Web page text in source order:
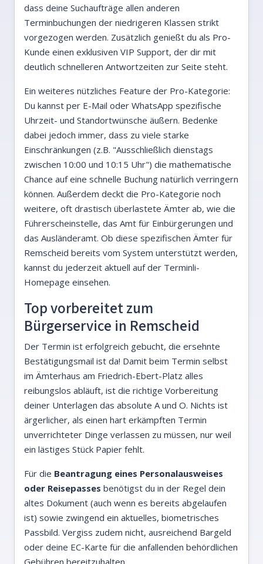
dass deine Suchaufträge allen anderen
Terminbuchungen der niedrigeren Klassen strikt
vorgezogen werden. Zusätzlich genießt du als Pro-
Kunde einen exklusiven VIP Support, der dir mit
deutlich schnelleren Antwortzeiten zur Seite steht.
Ein weiteres nützliches Feature der Pro-Kategorie:
Du kannst per E-Mail oder WhatsApp spezifische
Uhrzeit- und Standortwünsche äußern. Bedenke
dabei jedoch immer, dass zu viele starke
Einschränkungen (z.B. "Ausschließlich dienstags
zwischen 10:00 und 10:15 Uhr") die mathematische
Chance auf eine schnelle Buchung natürlich verringern
können. Außerdem deckt die Pro-Kategorie noch
weitere, oft drastisch überlastete Ämter ab, wie die
Führerscheinstelle, das Amt für Einbürgerungen und
das Ausländeramt. Ob diese spezifischen Ämter für
Remscheid bereits vom System unterstützt werden,
kannst du jederzeit aktuell auf der Terminli-
Homepage einsehen.
Top vorbereitet zum
Bürgerservice in Remscheid
Der Termin ist erfolgreich gebucht, die ersehnte
Bestätigungsmail ist da! Damit beim Termin selbst
im Ämterhaus am Friedrich-Ebert-Platz alles
reibungslos abläuft, ist die richtige Vorbereitung
deiner Unterlagen das absolute A und O. Nichts ist
ärgerlicher, als einen hart erkämpften Termin
unverrichteter Dinge verlassen zu müssen, nur weil
ein lästiges Stück Papier fehlt.
Für die Beantragung eines Personalausweises
oder Reisepasses benötigst du in der Regel dein
altes Dokument (auch wenn es bereits abgelaufen
ist) sowie zwingend ein aktuelles, biometrisches
Passbild. Vergiss zudem nicht, ausreichend Bargeld
oder deine EC-Karte für die anfallenden behördlichen